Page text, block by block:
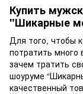
Купить
"Шикарные
Для того, чтобы
потратить много
зачем тратить
шоуруме
качественный